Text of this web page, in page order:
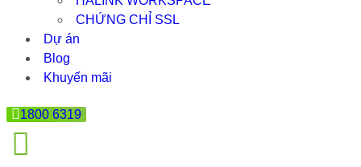
CHỨNG CHỈ SSL
Dự án
Blog
Khuyến mãi
1800 6319